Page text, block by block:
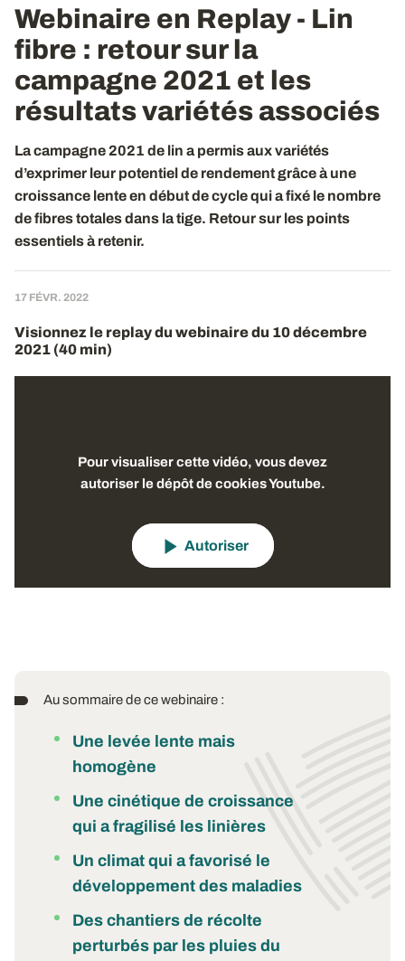
Webinaire en Replay - Lin
fibre : retour sur la
campagne 2021 et les
résultats variétés associés
La campagne 2021 de lin a permis aux variétés
d’exprimer leur potentiel de rendement grâce à une
croissance lente en début de cycle qui a fixé le nombre
de fibres totales dans la tige. Retour sur les points
essentiels à retenir.
17 FÉVR. 2022
Visionnez le replay du webinaire du 10 décembre
2021 (40 min)
Pour visualiser cette vidéo, vous devez
autoriser le dépôt de cookies Youtube.
Autoriser
Au sommaire de ce webinaire :
Une levée lente mais
homogène
Une cinétique de croissance
qui a fragilisé les linières
Un climat qui a favorisé le
développement des maladies
Des chantiers de récolte
perturbés par les pluies du